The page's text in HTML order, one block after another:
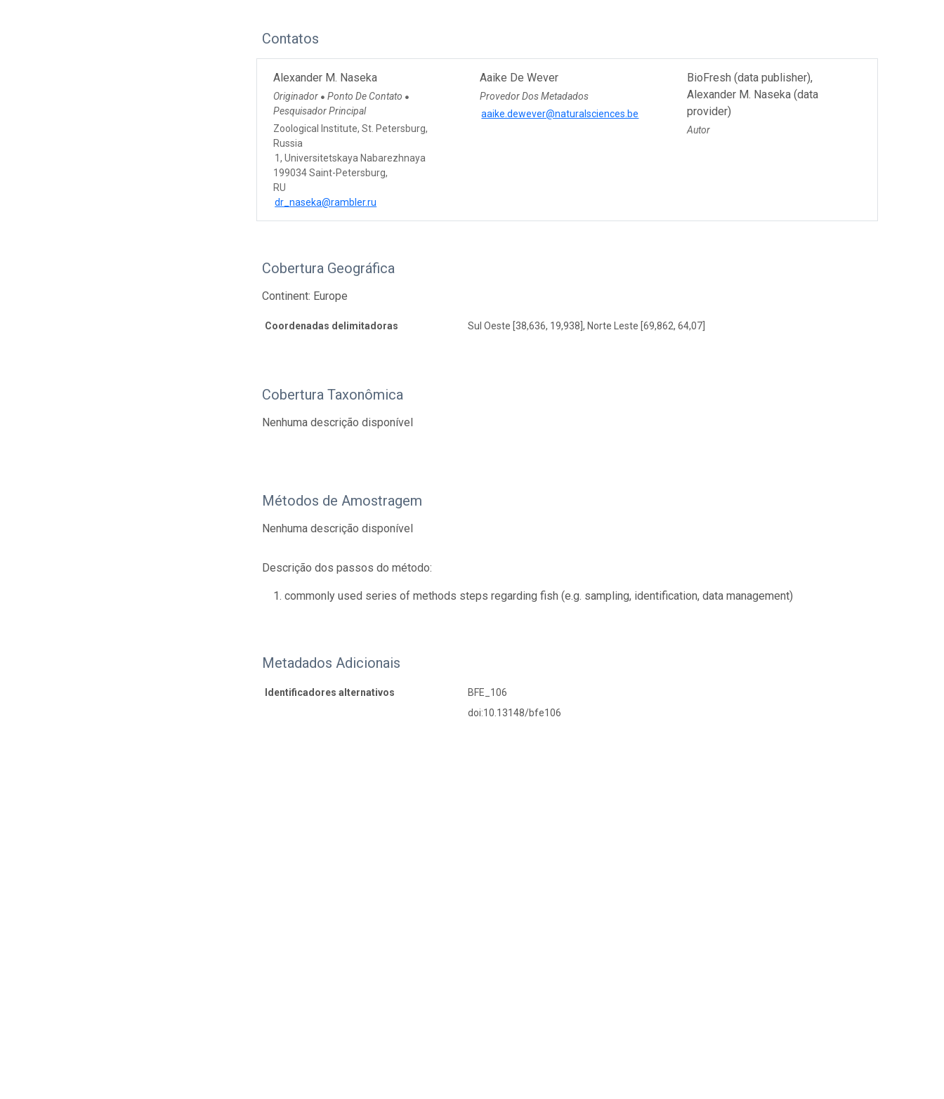
Contatos
Alexander M. Naseka
Originador ● Ponto De Contato ●
Pesquisador Principal
Zoological Institute, St. Petersburg,
Russia
1, Universitetskaya Nabarezhnaya
199034 Saint-Petersburg,
RU
dr_naseka@rambler.ru
Aaike De Wever
Provedor Dos Metadados
aaike.dewever@naturalsciences.be
BioFresh (data publisher),
Alexander M. Naseka (data
provider)
Autor
Cobertura Geográfica
Continent: Europe
Coordenadas delimitadoras Sul Oeste [38,636, 19,938], Norte Leste [69,862, 64,07]
Cobertura Taxonômica
Nenhuma descrição disponível
Métodos de Amostragem
Nenhuma descrição disponível
Descrição dos passos do método:
commonly used series of methods steps regarding fish (e.g. sampling, identification, data management)
Metadados Adicionais
Identificadores alternativos
BFE_106
doi:10.13148/bfe106